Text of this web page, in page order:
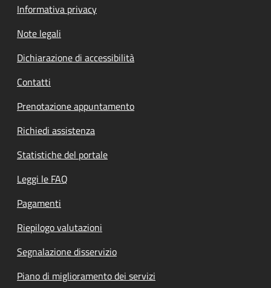
Informativa privacy
Note legali
Dichiarazione di accessibilità
Contatti
Prenotazione appuntamento
Richiedi assistenza
Statistiche del portale
Leggi le FAQ
Pagamenti
Riepilogo valutazioni
Segnalazione disservizio
Piano di miglioramento dei servizi